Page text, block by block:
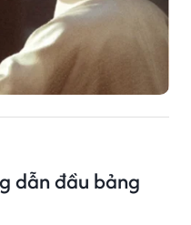
dẫn đầu bảng